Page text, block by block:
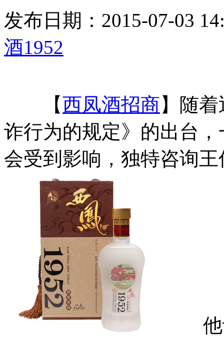
发布日期：2015-07-03
酒1952
【西凤酒招商】随
诈行为的规定》的出台
会受到影响，独特咨询
他谈